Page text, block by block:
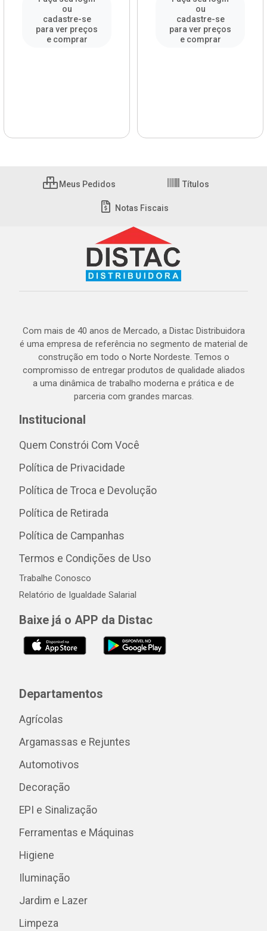
ou
cadastre-se
para ver preços
e comprar
ou
cadastre-se
para ver preços
e comprar
Meus Pedidos Títulos
Notas Fiscais
Com mais de 40 anos de Mercado, a Distac Distribuidora
é uma empresa de referência no segmento de material de
construção em todo o Norte Nordeste. Temos o
compromisso de entregar produtos de qualidade aliados
a uma dinâmica de trabalho moderna e prática e de
parceria com grandes marcas.
Institucional
Quem Constrói Com Você
Política de Privacidade
Política de Troca e Devolução
Política de Retirada
Política de Campanhas
Termos e Condições de Uso
Trabalhe Conosco
Relatório de Igualdade Salarial
Baixe já o APP da Distac
Departamentos
Agrícolas
Argamassas e Rejuntes
Automotivos
Decoração
EPI e Sinalização
Ferramentas e Máquinas
Higiene
Iluminação
Jardim e Lazer
Limpeza